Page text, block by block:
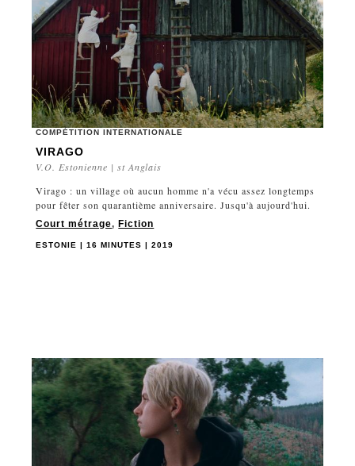
COMPÉTITION INTERNATIONALE
VIRAGO
V.O. Estonienne | st Anglais
Virago : un village où aucun homme n'a vécu assez longtemps
pour fêter son quarantième anniversaire. Jusqu'à aujourd'hui.
Court métrage,Fiction
ESTONIE | 16 MINUTES | 2019